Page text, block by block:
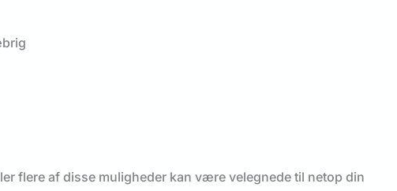
flere af disse muligheder kan være velegnede til netop din